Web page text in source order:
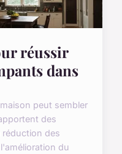
réussir
dans
peut sembler
des
réduction des
du